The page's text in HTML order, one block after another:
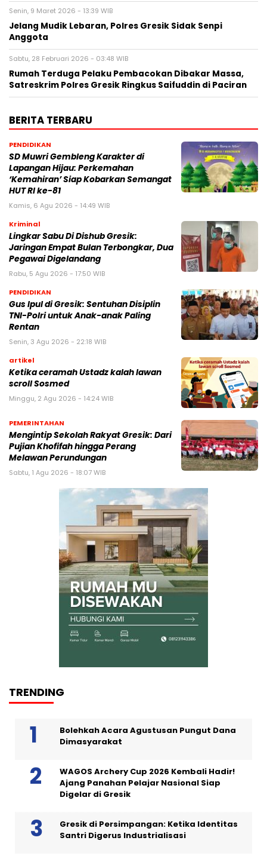
Senin, 9 Maret 2026 - 13:39 WIB
Jelang Mudik Lebaran, Polres Gresik Sidak Senpi
Anggota
Sabtu, 28 Februari 2026 - 03:48 WIB
Rumah Terduga Pelaku Pembacokan Dibakar Massa,
Satreskrim Polres Gresik Ringkus Saifuddin di Paciran
BERITA TERBARU
PENDIDIKAN
SD Muwri Gembleng Karakter di
Lapangan Hijau: Perkemahan
‘Kemahiran’ Siap Kobarkan Semangat
HUT RI ke-81
Kamis, 6 Agu 2026 - 14:49 WIB
Kriminal
Lingkar Sabu Di Dishub Gresik:
Jaringan Empat Bulan Terbongkar, Dua
Pegawai Digelandang
Rabu, 5 Agu 2026 - 17:50 WIB
PENDIDIKAN
Gus Ipul di Gresik: Sentuhan Disiplin
TNI-Polri untuk Anak-anak Paling
Rentan
Senin, 3 Agu 2026 - 22:18 WIB
artikel
Ketika ceramah Ustadz kalah lawan
scroll Sosmed
Minggu, 2 Agu 2026 - 14:24 WIB
PEMERINTAHAN
Mengintip Sekolah Rakyat Gresik: Dari
Pujian Khofifah hingga Perang
Melawan Perundungan
Sabtu, 1 Agu 2026 - 18:07 WIB
TRENDING
Bolehkah Acara Agustusan Pungut Dana
Dimasyarakat
WAGOS Archery Cup 2026 Kembali Hadir!
Ajang Panahan Pelajar Nasional Siap
Digelar di Gresik
Gresik di Persimpangan: Ketika Identitas
Santri Digerus Industrialisasi